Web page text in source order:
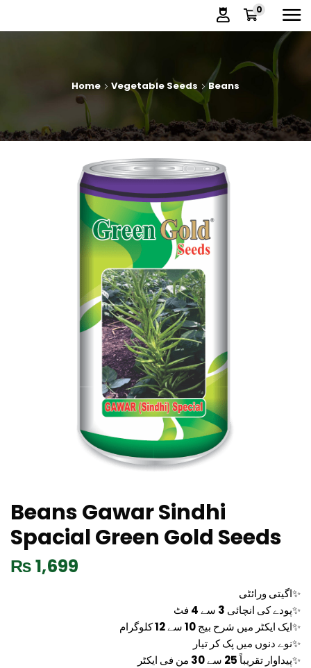
0
Home Vegetable Seeds Beans
Beans Gawar Sindhi
Spacial Green Gold Seeds
₨1,699
اگیتی ورائٹی✨
پودے کی انچائی 3 سے 4 فٹ✨
ایک ایکٹر میں شرح بیج 10 سے 12 کلوگرام✨
نوے دنوں میں پک کر تیار✨
پیداوار تقریباً 25 سے 30 من فی ایکٹر✨